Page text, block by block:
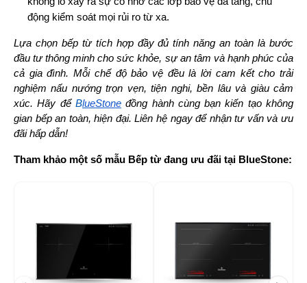
động kiểm soát mọi rủi ro từ xa.
Lựa chọn bếp từ tích hợp đầy đủ tính năng an toàn là bước
đầu tư thông minh cho sức khỏe, sự an tâm và hạnh phúc của
cả gia đình. Mỗi chế độ bảo vệ đều là lời cam kết cho trải
nghiệm nấu nướng trọn vẹn, tiện nghi, bền lâu và giàu cảm
xúc. Hãy để BlueStone đồng hành cùng bạn kiến tạo không
gian bếp an toàn, hiện đại. Liên hệ ngay để nhận tư vấn và ưu
đãi hấp dẫn!
Tham khảo một số mẫu Bếp từ đang ưu đãi tại BlueStone: